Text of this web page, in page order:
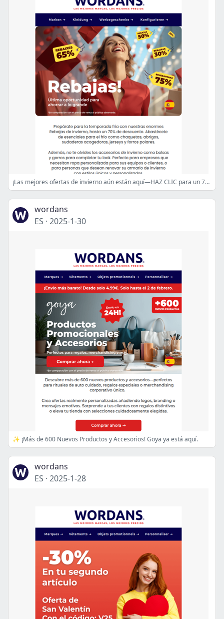
¡Las mejores ofertas de invierno aún están aquí—HAZ CLIC para un 70% de descuento ahora!🔥
wordans
ES · 2025-1-30
✨ ¡Más de 600 Nuevos Productos y Accesorios! Goya ya está aquí.
wordans
ES · 2025-1-28